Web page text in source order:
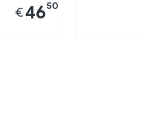
€4650